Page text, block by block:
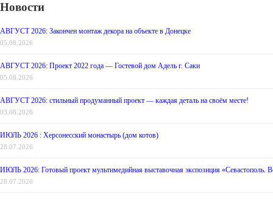
Новости
АВГУСТ 2026: Закончен монтаж декора на объекте в Донецке
05.08.2026
АВГУСТ 2026: Проект 2022 года — Гостевой дом Адель г. Саки
05.08.2026
АВГУСТ 2026: стильный продуманный проект — каждая деталь на своём месте!
03.08.2026
ИЮЛЬ 2026 : Херсонесский монастырь (дом котов)
28.07.2026
ИЮЛЬ 2026: Готовый проект мультимедийная выставочная экспозиция «Севастополь.
28.07.2026